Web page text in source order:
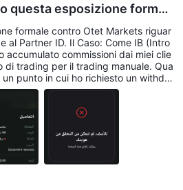
questa esposizione formal
formale contro Otet Markets riguar
al Partner ID. Il Caso: Come IB (Intro
accumulato commissioni dai miei clie
di trading per il trading manuale. Qua
punto in cui ho richiesto un withdra
procrastinato il processo per 9 giorn
pretesto infondato di "Bonus Abuse\"
questi fondi sono Commissioni IB
Manipolazione Tecnica: Immedia
ha downgraded il mio status KY
persistente \"Technical Error" (Error
di re-verificare, bloccando di fatt
Richiesta: Richiedo un ver
del mio KYC e il rilascio completo de